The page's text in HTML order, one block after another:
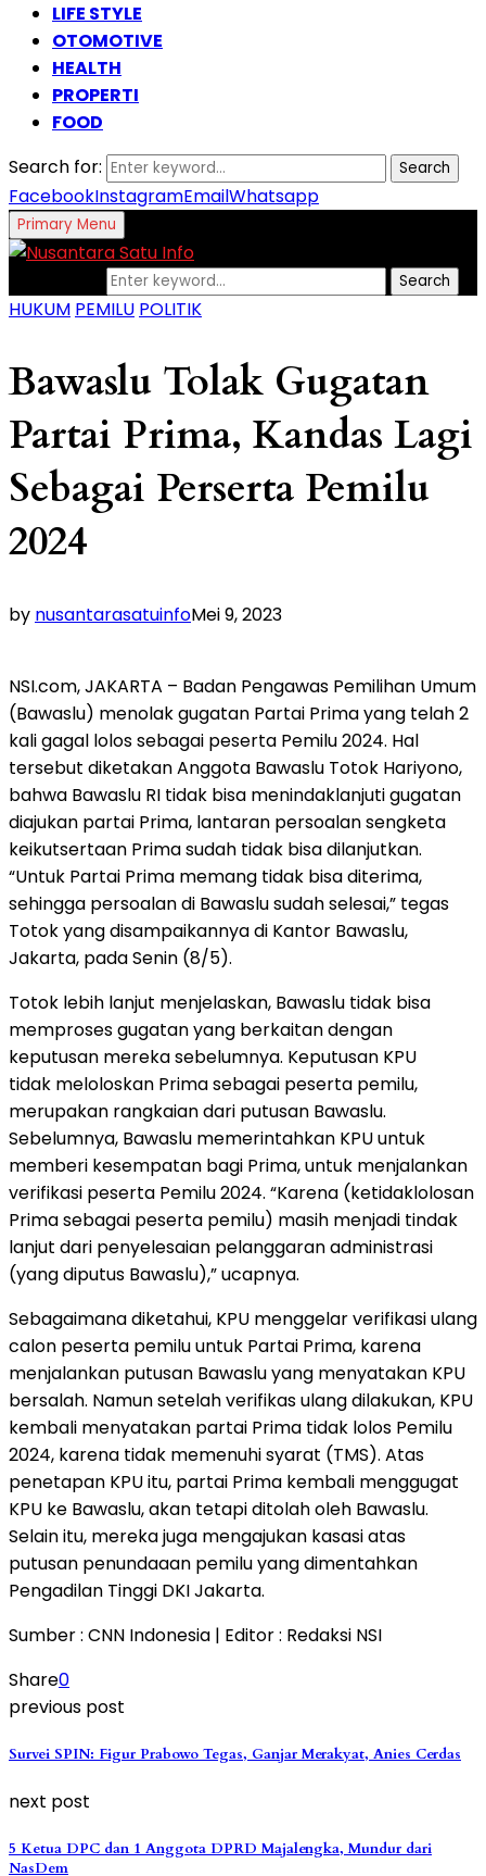
LIFE STYLE
OTOMOTIVE
HEALTH
PROPERTI
FOOD
Search for:
Search
FacebookInstagramEmailWhatsapp
Primary Menu
Search
HUKUM PEMILU POLITIK
Bawaslu Tolak Gugatan
Partai Prima, Kandas Lagi
Sebagai Perserta Pemilu
2024
by nusantarasatuinfoMei 9, 2023
NSI.com, JAKARTA – Badan Pengawas Pemilihan Umum
(Bawaslu) menolak gugatan Partai Prima yang telah 2
kali gagal lolos sebagai peserta Pemilu 2024. Hal
tersebut diketakan Anggota Bawaslu Totok Hariyono,
bahwa Bawaslu RI tidak bisa menindaklanjuti gugatan
diajukan partai Prima, lantaran persoalan sengketa
keikutsertaan Prima sudah tidak bisa dilanjutkan.
“Untuk Partai Prima memang tidak bisa diterima,
sehingga persoalan di Bawaslu sudah selesai,” tegas
Totok yang disampaikannya di Kantor Bawaslu,
Jakarta, pada Senin (8/5).
Totok lebih lanjut menjelaskan, Bawaslu tidak bisa
memproses gugatan yang berkaitan dengan
keputusan mereka sebelumnya. Keputusan KPU
tidak meloloskan Prima sebagai peserta pemilu,
merupakan rangkaian dari putusan Bawaslu.
Sebelumnya, Bawaslu memerintahkan KPU untuk
memberi kesempatan bagi Prima, untuk menjalankan
verifikasi peserta Pemilu 2024. “Karena (ketidaklolosan
Prima sebagai peserta pemilu) masih menjadi tindak
lanjut dari penyelesaian pelanggaran administrasi
(yang diputus Bawaslu),” ucapnya.
Sebagaimana diketahui, KPU menggelar verifikasi ulang
calon peserta pemilu untuk Partai Prima, karena
menjalankan putusan Bawaslu yang menyatakan KPU
bersalah. Namun setelah verifikas ulang dilakukan, KPU
kembali menyatakan partai Prima tidak lolos Pemilu
2024, karena tidak memenuhi syarat (TMS). Atas
penetapan KPU itu, partai Prima kembali menggugat
KPU ke Bawaslu, akan tetapi ditolah oleh Bawaslu.
Selain itu, mereka juga mengajukan kasasi atas
putusan penundaaan pemilu yang dimentahkan
Pengadilan Tinggi DKI Jakarta.
Sumber : CNN Indonesia | Editor : Redaksi NSI
Share0
previous post
Survei SPIN: Figur Prabowo Tegas, Ganjar Merakyat, Anies Cerdas
next post
5 Ketua DPC dan 1 Anggota DPRD Majalengka, Mundur dari
NasDem